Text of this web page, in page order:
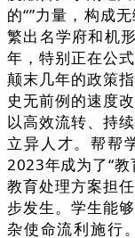
的“”力量，构成
繁出名学府和机
年，特别正在公
颠末几年的政策
史无前例的速度
以高效流转、持
立异人才。帮帮
2023年成为了“
教育处理方案担
步发生。学生能
杂使命流利施行